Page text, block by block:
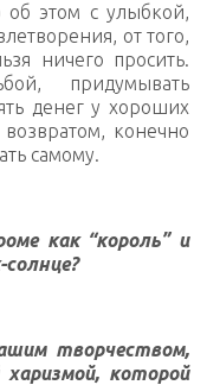
об этом с улыбкой,
от того,
ничего просить.
придумывать
денег у хороших
конечно
самому.
как “король” и
творчеством,
которой